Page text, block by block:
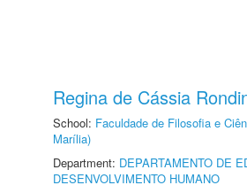
Regina de Cássia
School: Faculdade de Filosofia e
Marília)
Department: DEPARTAMENTO DE
DESENVOLVIMENTO HUMANO